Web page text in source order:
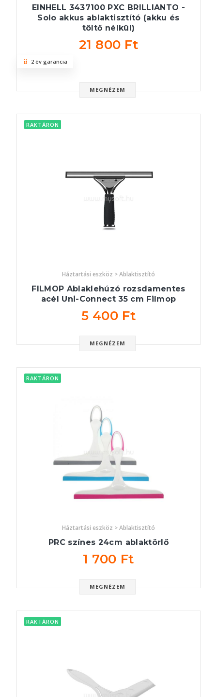
EINHELL 3437100 PXC BRILLIANTO -
Solo akkus ablaktisztító (akku és
töltő nélkül)
21 800 Ft
MEGNÉZEM
2 év garancia
RAKTÁRON
Háztartási eszköz > Ablaktisztító
FILMOP Ablaklehúzó rozsdamentes
acél Uni-Connect 35 cm Filmop
5 400 Ft
MEGNÉZEM
RAKTÁRON
Háztartási eszköz > Ablaktisztító
PRC színes 24cm ablaktörlő
1 700 Ft
MEGNÉZEM
RAKTÁRON